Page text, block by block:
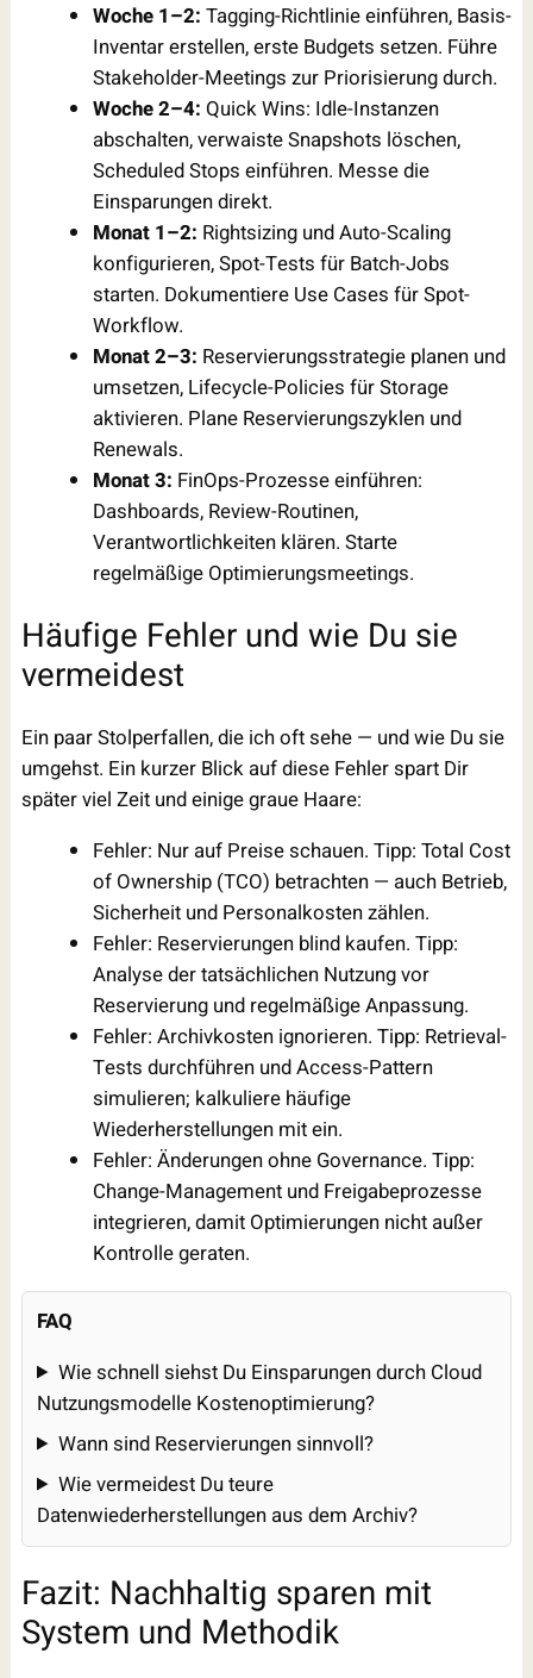
Woche 1–2: Tagging-Richtlinie einführen, Basis-
Inventar erstellen, erste Budgets setzen. Führe
Stakeholder-Meetings zur Priorisierung durch.
Woche 2–4: Quick Wins: Idle-Instanzen
abschalten, verwaiste Snapshots löschen,
Scheduled Stops einführen. Messe die
Einsparungen direkt.
Monat 1–2: Rightsizing und Auto-Scaling
konfigurieren, Spot-Tests für Batch-Jobs
starten. Dokumentiere Use Cases für Spot-
Workflow.
Monat 2–3: Reservierungsstrategie planen und
umsetzen, Lifecycle-Policies für Storage
aktivieren. Plane Reservierungszyklen und
Renewals.
Monat 3: FinOps-Prozesse einführen:
Dashboards, Review-Routinen,
Verantwortlichkeiten klären. Starte
regelmäßige Optimierungsmeetings.
Häufige Fehler und wie Du sie
vermeidest
Ein paar Stolperfallen, die ich oft sehe — und wie Du sie
umgehst. Ein kurzer Blick auf diese Fehler spart Dir
später viel Zeit und einige graue Haare:
Fehler: Nur auf Preise schauen. Tipp: Total Cost
of Ownership (TCO) betrachten — auch Betrieb,
Sicherheit und Personalkosten zählen.
Fehler: Reservierungen blind kaufen. Tipp:
Analyse der tatsächlichen Nutzung vor
Reservierung und regelmäßige Anpassung.
Fehler: Archivkosten ignorieren. Tipp: Retrieval-
Tests durchführen und Access-Pattern
simulieren; kalkuliere häufige
Wiederherstellungen mit ein.
Fehler: Änderungen ohne Governance. Tipp:
Change-Management und Freigabeprozesse
integrieren, damit Optimierungen nicht außer
Kontrolle geraten.
FAQ
Wie schnell siehst Du Einsparungen durch Cloud
Nutzungsmodelle Kostenoptimierung?
Wann sind Reservierungen sinnvoll?
Wie vermeidest Du teure
Datenwiederherstellungen aus dem Archiv?
Fazit: Nachhaltig sparen mit
System und Methodik